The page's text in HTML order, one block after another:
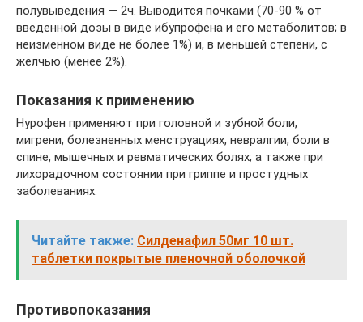
полувыведения — 2ч. Выводится почками (70-90 % от
введенной дозы в виде ибупрофена и его метаболитов; в
неизменном виде не более 1%) и, в меньшей степени, с
желчью (менее 2%).
Показания к применению
Нурофен применяют при головной и зубной боли,
мигрени, болезненных менструациях, невралгии, боли в
спине, мышечных и ревматических болях; а также при
лихорадочном состоянии при гриппе и простудных
заболеваниях.
Читайте также: Силденафил 50мг 10 шт.
таблетки покрытые пленочной оболочкой
Противопоказания